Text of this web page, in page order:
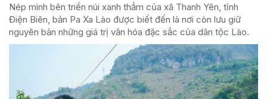
Nép mình bên triền núi xanh thẳm của xã Thanh Yên, tỉnh
Điện Biên, bản Pa Xa Lào được biết đến là nơi còn lưu giữ
nguyên bản những giá trị văn hóa đặc sắc của dân tộc Lào.